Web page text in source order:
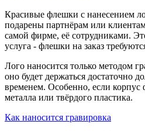
Красивые флешки с нанесением
подарены партнёрам или
самой фирме, её сотрудниками.
услуга - флешки на заказ
Лого наносится только методом
оно будет держаться достаточно
временем. Особенно, если корпус
металла или твёрдого пластика.
Как наносится гравировка